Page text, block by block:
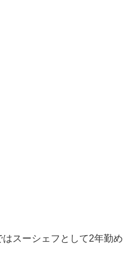
スーシェフとして2年勤め